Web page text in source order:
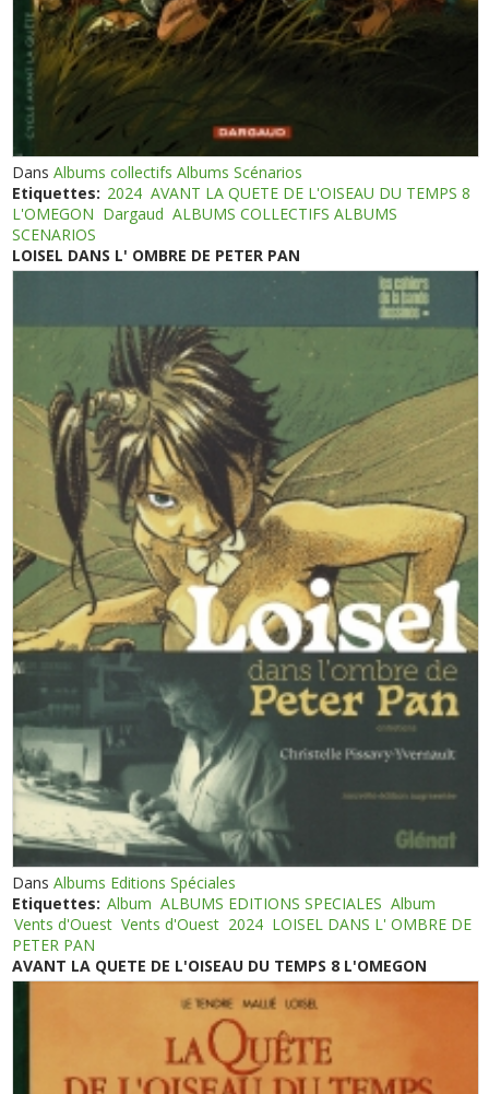
DansAlbums collectifs Albums Scénarios
Etiquettes: 2024 AVANT LA QUETE DE L'OISEAU DU TEMPS 8
L'OMEGON Dargaud ALBUMS COLLECTIFS ALBUMS
SCENARIOS
LOISEL DANS L' OMBRE DE PETER PAN
DansAlbums Editions Spéciales
Etiquettes: Album ALBUMS EDITIONS SPECIALES Album
Vents d'Ouest Vents d'Ouest 2024 LOISEL DANS L' OMBRE DE
PETER PAN
AVANT LA QUETE DE L'OISEAU DU TEMPS 8 L'OMEGON